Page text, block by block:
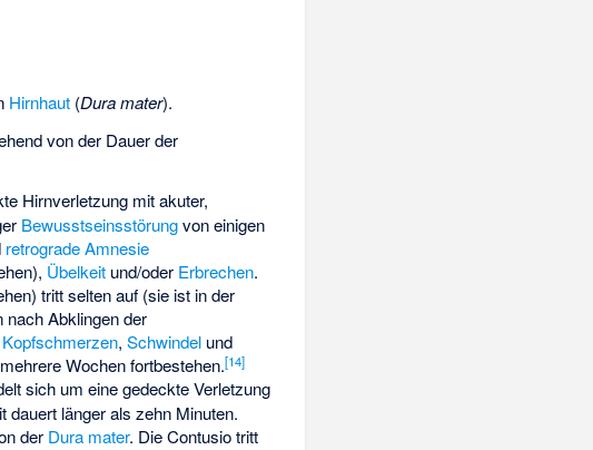
Hirnhaut(Dura mater).
von der Dauer der
Hirnverletzung mit akuter,
Bewusstseinsstörungvon einigen
retrograde Amnesie
Übelkeitund/oder Erbrechen.
tritt selten auf (sie ist in der
nach Abklingen der
Kopfschmerzen, Schwindelund
mehrere Wochen fortbestehen.[14]
sich um eine gedeckte Verletzung
länger als zehn Minuten.
der Dura mater. Die Contusio tritt